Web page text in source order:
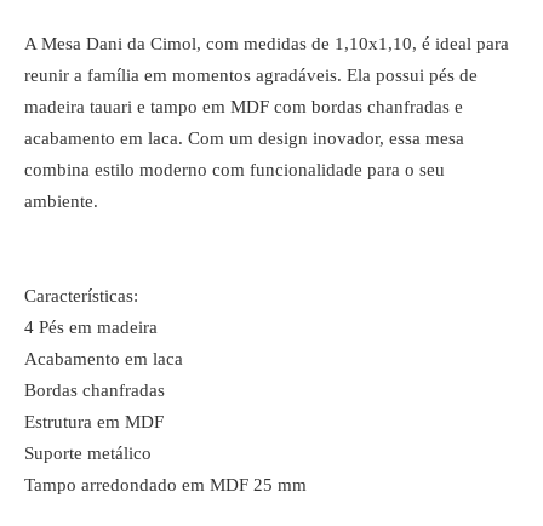
A Mesa Dani da Cimol, com medidas de 1,10x1,10, é ideal para
reunir a família em momentos agradáveis. Ela possui pés de
madeira tauari e tampo em MDF com bordas chanfradas e
acabamento em laca. Com um design inovador, essa mesa
combina estilo moderno com funcionalidade para o seu
ambiente.
Características:
4 Pés em madeira
Acabamento em laca
Bordas chanfradas
Estrutura em MDF
Suporte metálico
Tampo arredondado em MDF 25 mm